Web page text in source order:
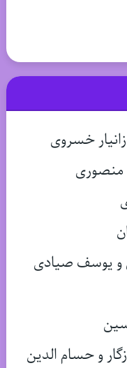
خسروی
منصوری
و یوسف صیادی
و حسام الدین